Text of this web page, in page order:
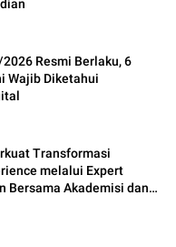
Resmi Berlaku, 6
Wajib Diketahui
Transformasi
melalui Expert
Bersama Akademisi dan